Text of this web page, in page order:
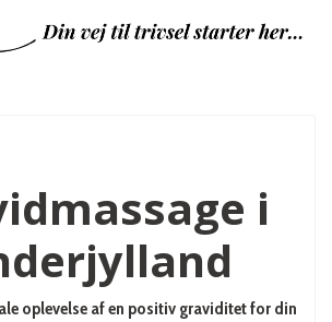
i
oplevelse af en positiv graviditet for din